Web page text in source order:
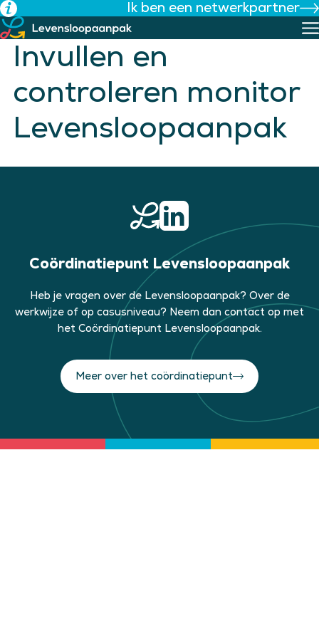
Ga
naar
de
inhoud
Ik ben een netwerkpartner
Invullen en
controleren monitor
Levensloopaanpak
Coördinatiepunt Levensloopaanpak
Heb je vragen over de Levensloopaanpak? Over de
werkwijze of op casusniveau? Neem dan contact op met
het Coördinatiepunt Levensloopaanpak.
Meer over het co¨ordinatiepunt